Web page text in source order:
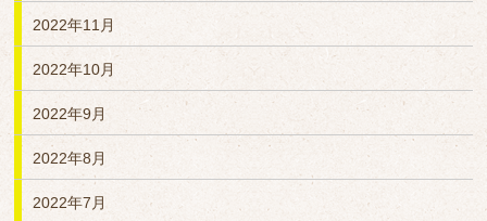
2022年11月
2022年10月
2022年9月
2022年8月
2022年7月